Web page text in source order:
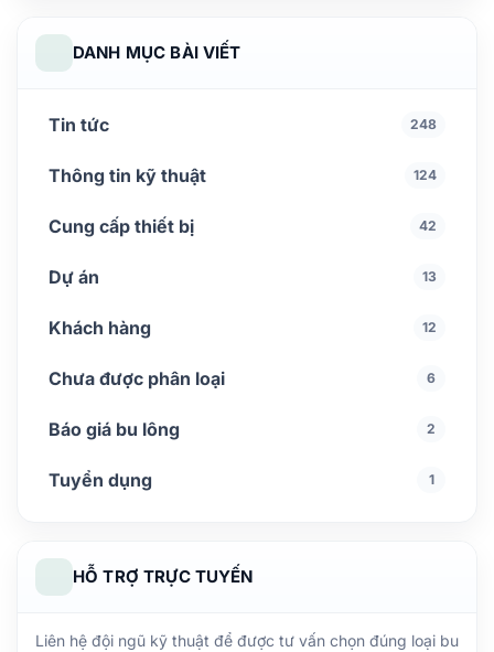
DANH MỤC BÀI VIẾT
Tin tức 248
Thông tin kỹ thuật 124
Cung cấp thiết bị 42
Dự án 13
Khách hàng 12
Chưa được phân loại 6
Báo giá bu lông 2
Tuyển dụng 1
HỖ TRỢ TRỰC TUYẾN
Liên hệ đội ngũ kỹ thuật để được tư vấn chọn đúng loại bu